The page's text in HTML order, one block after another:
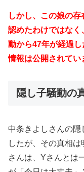
しかし、この娘の
認めたわけではなく
動から47年が経過
情報は公開されてい
隠し子騒動の
中条きよしさんの隠
したが、その真相
さんは、Yさんとは